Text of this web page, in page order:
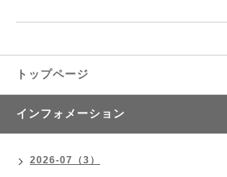
トップページ
インフォメーション
2026-07（3）